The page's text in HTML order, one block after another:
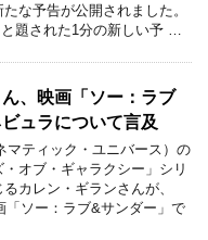
な予告が公開されました。
題された1分の新しい予 …
、映画「ソー：ラブ
ュラについて言及
マティック・ユニバース）の
オブ・ギャラクシー」シリ
カレン・ギランさんが、
「ソー：ラブ&サンダー」で